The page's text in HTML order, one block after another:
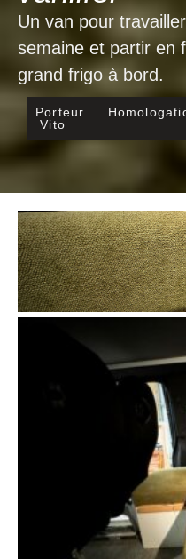
Un van pour
semaine et partir en
grand frigo à bord.
Porteur
Vito